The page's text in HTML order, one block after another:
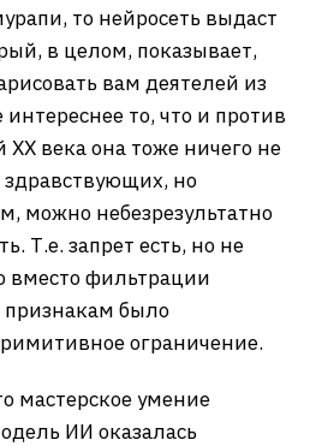
то нейросеть выдаст
в целом, показывает,
вам деятелей из
то, что и против
ХХ века она тоже ничего не
но
можно небезрезультатно
Т.е. запрет есть, но не
вместо фильтрации
признакам было
ограничение.
мастерское умение
ИИ оказалась